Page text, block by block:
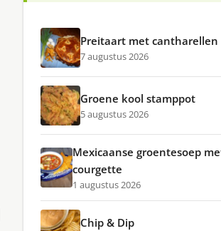
Preitaart met cantharellen
7 augustus 2026
Groene kool stamppot
5 augustus 2026
Mexicaanse groentesoep
courgette
1 augustus 2026
Chip & Dip